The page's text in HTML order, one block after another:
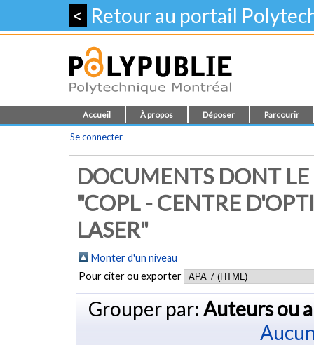
< Retour au portail
Accueil À propos Déposer Parcourir
Se connecter
DOCUMENTS DONT LE
"COPL - CENTRE
LASER"
Monter d'un niveau
Pour citer ou exporter
Grouper par: Auteurs ou